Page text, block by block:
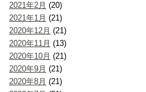
2021年2月 (20)
2021年1月 (21)
2020年12月 (21)
2020年11月 (13)
2020年10月 (21)
2020年9月 (21)
2020年8月 (21)